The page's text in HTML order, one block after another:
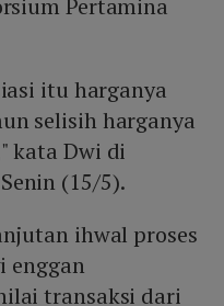
Pertamina
itu harganya
selisih harganya
kata Dwi di
(15/5).
ihwal proses
enggan
transaksi dari